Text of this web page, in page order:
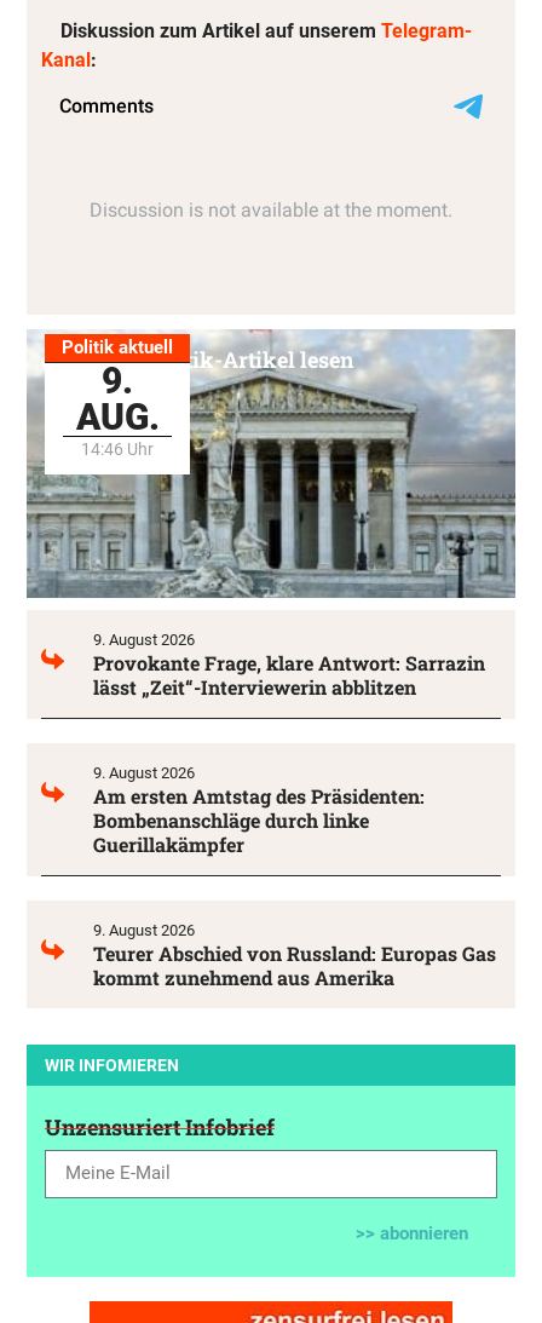
Diskussion zum Artikel auf unserem Telegram-
Kanal:
Politik aktuell
9.
AUG.
14:46 Uhr
Alle Politik-Artikel lesen
9. August 2026
Provokante Frage, klare Antwort: Sarrazin
lässt „Zeit“-Interviewerin abblitzen
9. August 2026
Am ersten Amtstag des Präsidenten:
Bombenanschläge durch linke
Guerillakämpfer
9. August 2026
Teurer Abschied von Russland: Europas Gas
kommt zunehmend aus Amerika
WIR INFOMIEREN
Unzensuriert Infobrief
>> abonnieren